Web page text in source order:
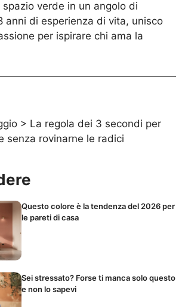
verde in un angolo di
anni di esperienza di vita, unisco
per ispirare chi ama la
> La regola dei 3 secondi per
senza rovinarne le radici
Questo colore è la tendenza del 2026 per
le pareti di casa
Sei stressato? Forse ti manca solo questo
e non lo sapevi